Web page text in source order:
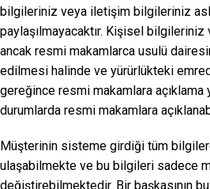
bilgileriniz veya iletişim bilgileriniz
paylaşılmayacaktır. Kişisel
ancak resmi makamlarca usulü
edilmesi halinde ve yürürlükteki
gereğince resmi makamlara
durumlarda resmi makamlara
Müşterinin sisteme girdiği tüm
ulaşabilmekte ve bu bilgileri sadece
değiştirebilmektedir. Bir başkasının